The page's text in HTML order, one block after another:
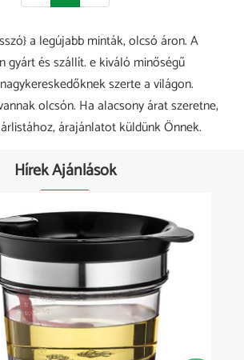
a legújabb minták, olcsó áron. A
gyárt és szállít. e kiváló minőségű
szerte a világon.
olcsón. Ha alacsony árat szeretne,
árajánlatot küldünk Önnek.
Hírek Ajánlások